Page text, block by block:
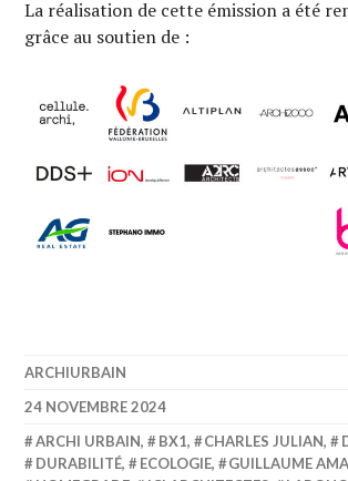
La réalisation de cette émission a été
grâce au soutien de :
ARCHIURBAIN
24 NOVEMBRE 2024
ARCHI URBAIN, BX1, CHARLES JULIAN,
DURABILITÉ, ECOLOGIE, GUILLAUME